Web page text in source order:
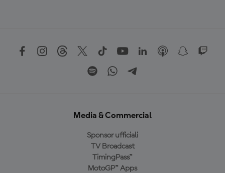
Media & Commercial
Sponsor ufficiali
TV Broadcast
TimingPass™
MotoGP™ Apps